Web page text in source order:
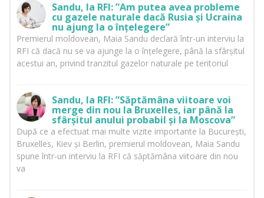
Sandu, la RFI: ”Am putea avea probleme
cu gazele naturale dacă Rusia și Ucraina
nu ajung la o înțelegere”
Premierul moldovean, Maia Sandu declară într-un interviu la
RFI că dacă nu se va ajunge la o înțelegere, până la sfârșitul
acestui an, privind tranzitul gazelor naturale pe teritoriul
Sandu, la RFI: ”Săptămâna viitoare voi
merge din nou la Bruxelles, iar până la
sfârșitul anului probabil și la Moscova”
După ce a efectuat mai multe vizite importante la București,
Bruxelles, Kiev și Berlin, premierul moldovean, Maia Sandu
spune într-un interviu la RFI că săptămâna viitoare din nou
va